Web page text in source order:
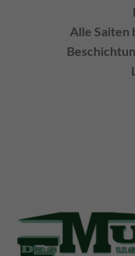
Alle Saiten